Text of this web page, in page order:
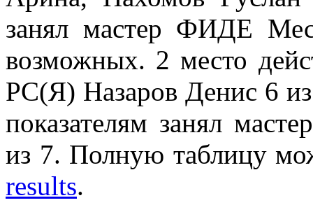
занял мастер ФИДЕ
возможных. 2 место
РС(Я) Назаров Денис 6
показателям занял
из 7. Полную таблицу
results.